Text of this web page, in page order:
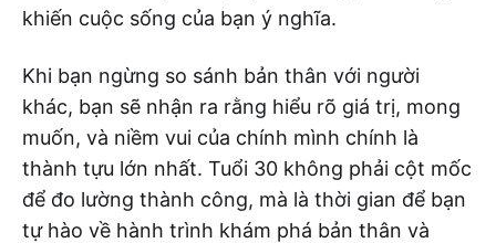
khiến cuộc sống của bạn ý nghĩa.
Khi bạn ngừng so sánh bản thân với người
khác, bạn sẽ nhận ra rằng hiểu rõ giá trị, mong
muốn, và niềm vui của chính mình chính là
thành tựu lớn nhất. Tuổi 30 không phải cột mốc
để đo lường thành công, mà là thời gian để bạn
tự hào về hành trình khám phá bản thân và